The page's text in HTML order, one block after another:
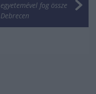
egyetemével fog össze
Debrecen